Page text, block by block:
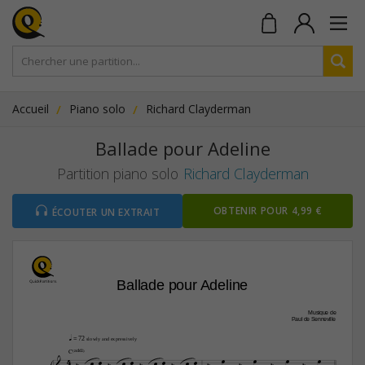
Accueil Piano solo Richard Clayderman
Ballade pour Adeline
Partition piano solo Richard Clayderman
ÉCOUTER UN EXTRAIT OBTENIR POUR 4,99 €
Ballade pour Adeline
Musique de
Paul de Senneville
q = 72 slowly and expressively
4C(„ˆˆ2)        